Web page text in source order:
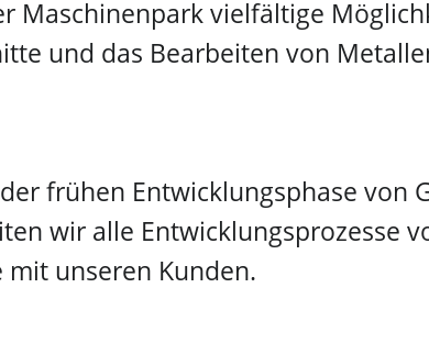
Maschinenpark vielfältige
und das Bearbeiten von
frühen Entwicklungsphase von
wir alle Entwicklungsprozesse
unseren Kunden.